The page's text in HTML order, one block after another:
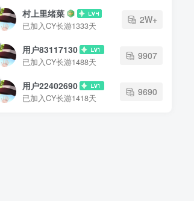
村上里绪菜
已加入CY长游1333天
2W+
用户83117130
已加入CY长游1488天
9907
用户22402690
已加入CY长游1418天
9690